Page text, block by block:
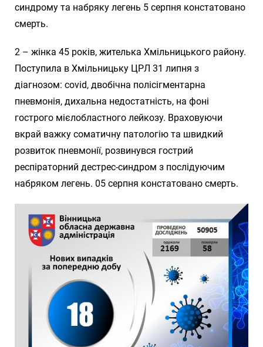
синдрому та набряку легень 5 серпня констатовано
смерть.
2 – жінка 45 років, жителька Хмільницького району.
Поступила в Хмільницьку ЦРЛ 31 липня з
діагнозом: covid, двобічна полісігментарна
пневмонія, дихальна недостатність, на фоні
гострого мієлобластного лейкозу. Враховуючи
вкрай важку соматичну патологію та швидкий
розвиток пневмонії, розвинувся гострий
респіраторний дестрес-синдром з послідуючим
набряком легень. 05 серпня констатовано смерть.